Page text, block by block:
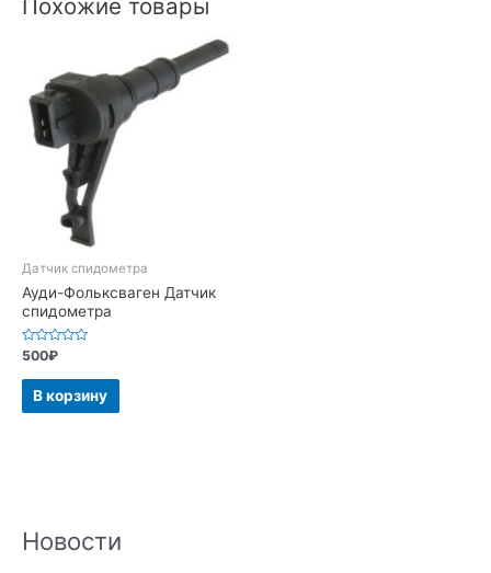
Новости
Похожие товары
Датчик спидометра
Ауди-Фольксваген Датчик
спидометра
Оценка
из
500₽
В корзину